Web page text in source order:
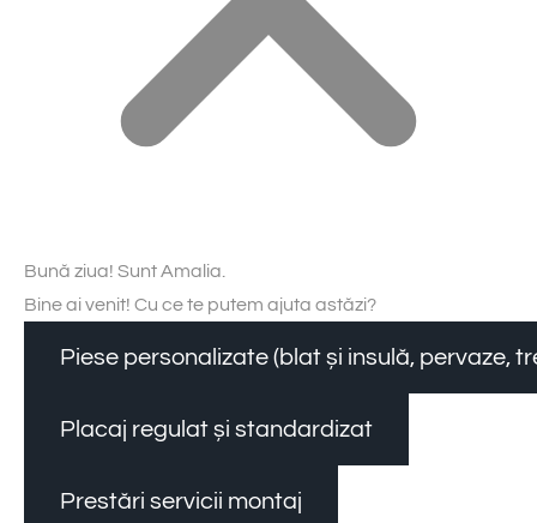
Bună ziua! Sunt Amalia.
Bine ai venit! Cu ce te putem ajuta astăzi?
Piese personalizate (blat și insulă, pervaze,
Placaj regulat și standardizat
Prestări servicii montaj